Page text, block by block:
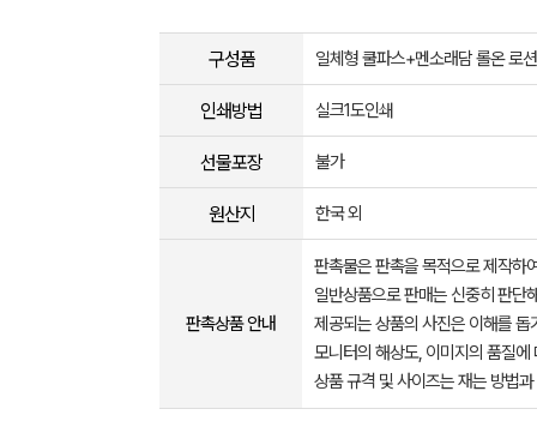
구성품 일체형 쿨파스+멘소래담 롤온 로션
인쇄방법 실크1도인쇄
선물포장 불가
원산지 한국 외
판촉상품 안내
판촉물은 판촉을 목적으로 제작하
일반상품으로 판매는 신중히 판단
제공되는 상품의 사진은 이해를
모니터의 해상도, 이미지의 품질
상품 규격 및 사이즈는 재는 방법